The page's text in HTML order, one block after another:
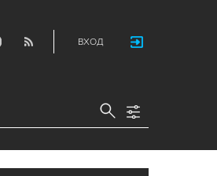
ВХОД